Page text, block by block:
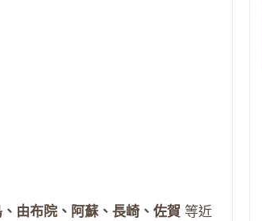
、由布院、阿蘇、長崎、佐賀 等近